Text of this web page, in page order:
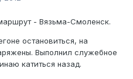
- Вязьма-Смоленск.
остановиться, на
Выполнил служебное
катиться назад.